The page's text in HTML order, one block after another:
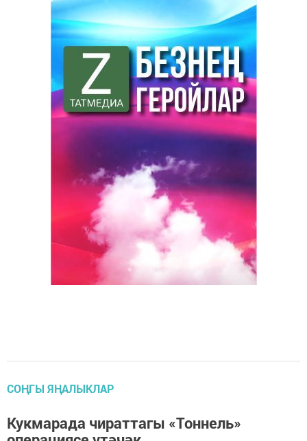
СОҢГЫ ЯҢАЛЫКЛАР
Кукмарада чираттагы «Тоннель»